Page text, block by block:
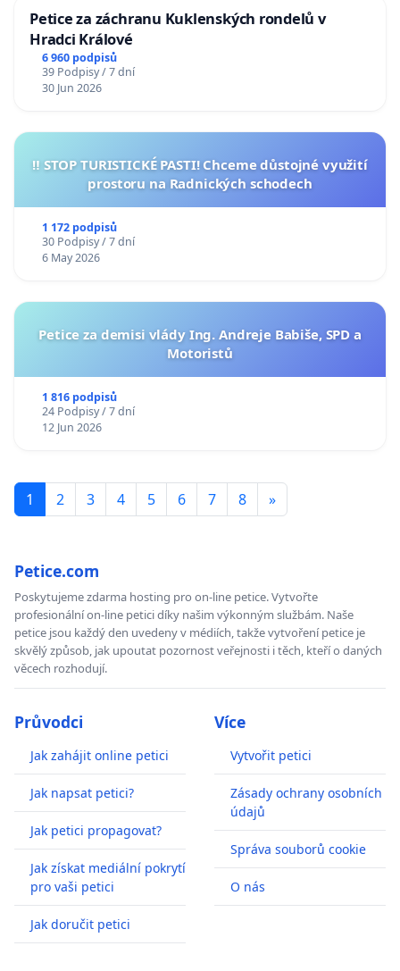
Petice za záchranu Kuklenských rondelů v
Hradci Králové
6 960 podpisů
39 Podpisy / 7 dní
30 Jun 2026
‼️ STOP TURISTICKÉ PASTI! Chceme důstojné využití
prostoru na Radnických schodech
1 172 podpisů
30 Podpisy / 7 dní
6 May 2026
Petice za demisi vlády Ing. Andreje Babiše, SPD a
Motoristů
1 816 podpisů
24 Podpisy / 7 dní
12 Jun 2026
1 2 3 4 5 6 7 8 »
Petice.com
Poskytujeme zdarma hosting pro on-line petice. Vytvořte
profesionální on-line petici díky našim výkonným službám. Naše
petice jsou každý den uvedeny v médiích, takže vytvoření petice je
skvělý způsob, jak upoutat pozornost veřejnosti i těch, kteří o daných
věcech rozhodují.
Průvodci
Jak zahájit online petici
Jak napsat petici?
Jak petici propagovat?
Jak získat mediální pokrytí
pro vaši petici
Jak doručit petici
Více
Vytvořit petici
Zásady ochrany osobních
údajů
Správa souborů cookie
O nás